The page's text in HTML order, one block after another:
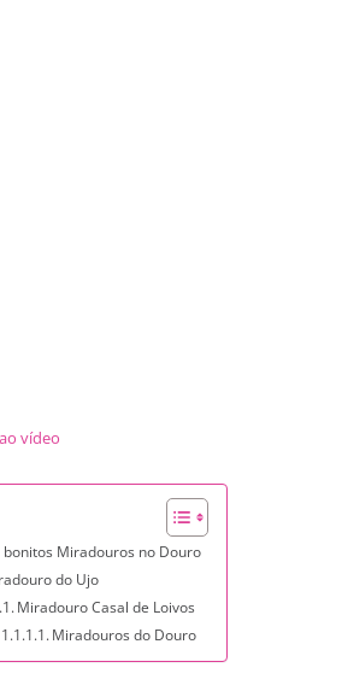
vídeo
bonitos Miradouros no Douro
do Ujo
Miradouro Casal de Loivos
Miradouros do Douro